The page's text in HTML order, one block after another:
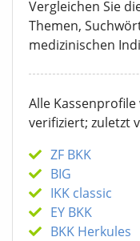
Vergleichen Sie
Themen,
medizinischen
Alle
verifiziert; zuletzt
ZF BKK
BIG
IKK classic
EY BKK
BKK Herkules